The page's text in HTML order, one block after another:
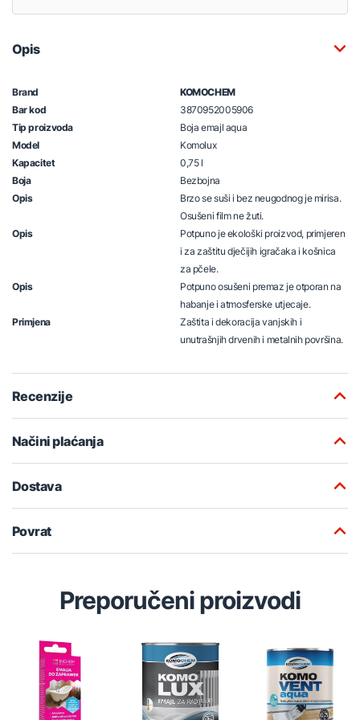
Opis
Brand
KOMOCHEM
Bar kod
3870952005906
Tip proizvoda
Boja emajl aqua
Model
Komolux
Kapacitet
0,75 l
Boja
Bezbojna
Opis
Brzo se suši i bez neugodnog je mirisa.
Osušeni film ne žuti.
Opis
Potpuno je ekološki proizvod, primjeren
i za zaštitu dječijih igračaka i košnica
za pčele.
Opis
Potpuno osušeni premaz je otporan na
habanje i atmosferske utjecaje.
Primjena
Zaštita i dekoracija vanjskih i
unutrašnjih drvenih i metalnih površina.
Recenzije
Načini plaćanja
Dostava
Povrat
Preporučeni proizvodi